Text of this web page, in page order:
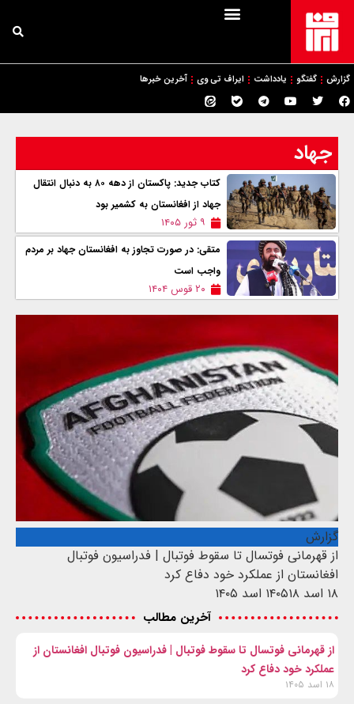
گزارش گفتگو یادداشت ایراف تی وی آخرین خبرها
جهاد
کتاب جدید: پاکستان از دهه ۸۰ به دنبال انتقال
جهاد از افغانستان به کشمیر بود
۹ ثور ۱۴۰۵
متقی: در صورت تجاوز به افغانستان جهاد بر مردم
واجب است
۲۰ قوس ۱۴۰۴
گزارش
از قهرمانی فوتسال تا سقوط فوتبال | فدراسیون فوتبال
افغانستان از عملکرد خود دفاع کرد
۱۸ اسد ۱۴۰۵
۱۸ اسد ۱۴۰۵
آخرین مطالب
از قهرمانی فوتسال تا سقوط فوتبال | فدراسیون فوتبال افغانستان از
عملکرد خود دفاع کرد
۱۸ اسد ۱۴۰۵